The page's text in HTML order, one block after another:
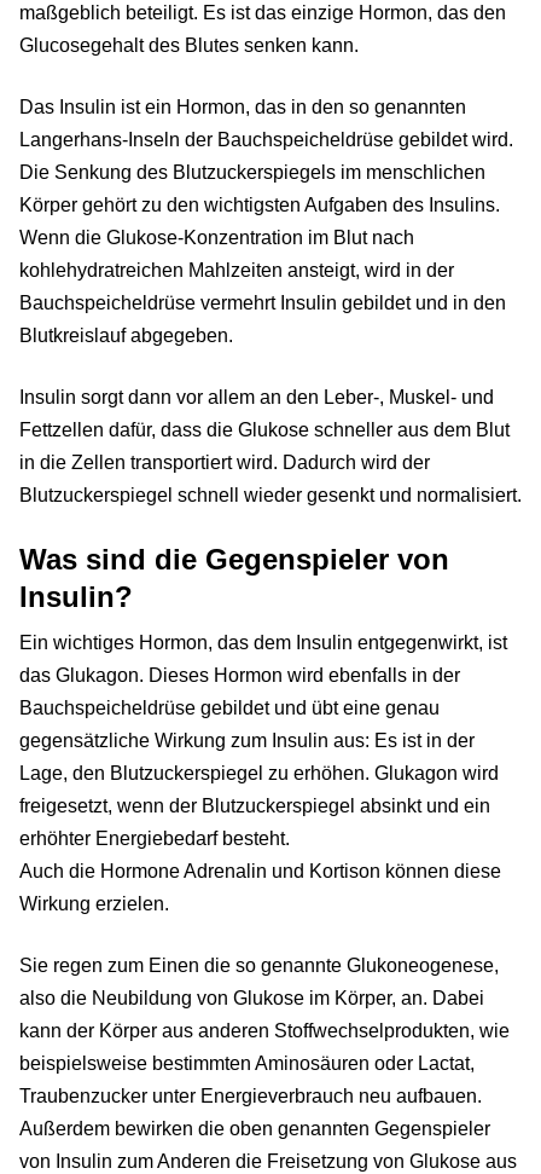
maßgeblich beteiligt. Es ist das einzige Hormon, das den
Glucosegehalt des Blutes senken kann.
Das Insulin ist ein Hormon, das in den so genannten
Langerhans-Inseln der Bauchspeicheldrüse gebildet wird.
Die Senkung des Blutzuckerspiegels im menschlichen
Körper gehört zu den wichtigsten Aufgaben des Insulins.
Wenn die Glukose-Konzentration im Blut nach
kohlehydratreichen Mahlzeiten ansteigt, wird in der
Bauchspeicheldrüse vermehrt Insulin gebildet und in den
Blutkreislauf abgegeben.
Insulin sorgt dann vor allem an den Leber-, Muskel- und
Fettzellen dafür, dass die Glukose schneller aus dem Blut
in die Zellen transportiert wird. Dadurch wird der
Blutzuckerspiegel schnell wieder gesenkt und normalisiert.
Was sind die Gegenspieler von
Insulin?
Ein wichtiges Hormon, das dem Insulin entgegenwirkt, ist
das Glukagon. Dieses Hormon wird ebenfalls in der
Bauchspeicheldrüse gebildet und übt eine genau
gegensätzliche Wirkung zum Insulin aus: Es ist in der
Lage, den Blutzuckerspiegel zu erhöhen. Glukagon wird
freigesetzt, wenn der Blutzuckerspiegel absinkt und ein
erhöhter Energiebedarf besteht.
Auch die Hormone Adrenalin und Kortison können diese
Wirkung erzielen.
Sie regen zum Einen die so genannte Glukoneogenese,
also die Neubildung von Glukose im Körper, an. Dabei
kann der Körper aus anderen Stoffwechselprodukten, wie
beispielsweise bestimmten Aminosäuren oder Lactat,
Traubenzucker unter Energieverbrauch neu aufbauen.
Außerdem bewirken die oben genannten Gegenspieler
von Insulin zum Anderen die Freisetzung von Glukose aus